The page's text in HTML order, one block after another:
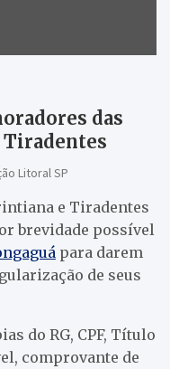
das
Tiradentes
Litoral SP
e Tiradentes
brevidade possível
para darem
de seus
do RG, CPF, Título
comprovante de